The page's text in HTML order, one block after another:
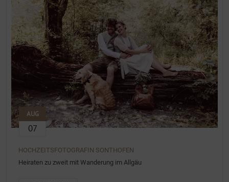
AUG
07
HOCHZEITSFOTOGRAFIN SONTHOFEN
Heiraten zu zweit mit Wanderung im Allgäu